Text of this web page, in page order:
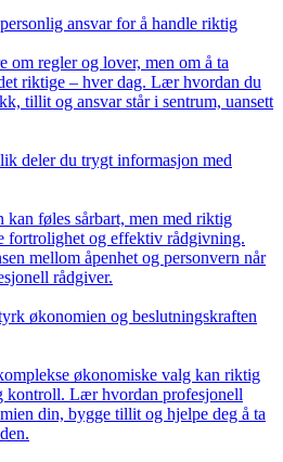
ansvar for å handle riktig
om regler og lover, men om å ta
riktige – hver dag. Lær hvordan du
tillit og ansvar står i sentrum, uansett
deler du trygt informasjon med
føles sårbart, men med riktig
fortrolighet og effektiv rådgivning.
mellom åpenhet og personvern når
rådgiver.
økonomien og beslutningskraften
økonomiske valg kan riktig
kontroll. Lær hvordan profesjonell
din, bygge tillit og hjelpe deg å ta